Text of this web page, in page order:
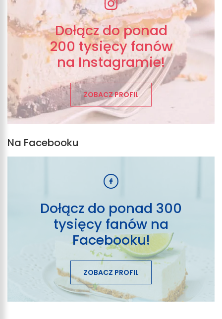
Dołącz do ponad
200 tysięcy fanów
na Instagramie!
ZOBACZ PROFIL
Na Facebooku
Dołącz do ponad 300
tysięcy fanów na
Facebooku!
ZOBACZ PROFIL